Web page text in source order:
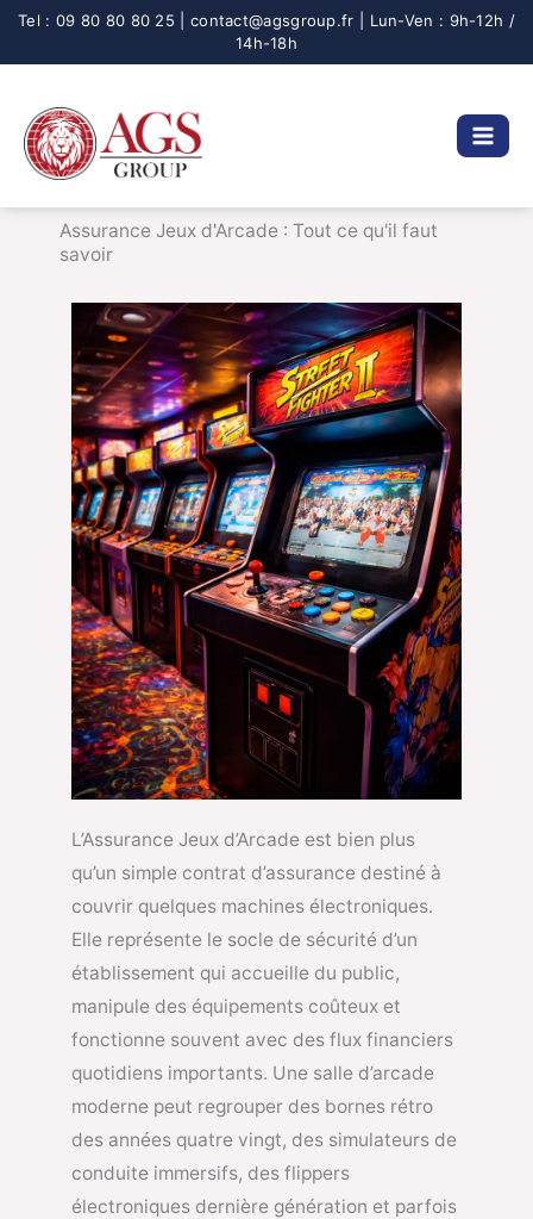
Aller
Assurance Jeux d'Arcade : Tout ce qu'il faut
savoir
L’Assurance Jeux d’Arcade est bien plus
qu’un simple contrat d’assurance destiné à
couvrir quelques machines électroniques.
Elle représente le socle de sécurité d’un
établissement qui accueille du public,
manipule des équipements coûteux et
fonctionne souvent avec des flux financiers
quotidiens importants. Une salle d’arcade
moderne peut regrouper des bornes rétro
des années quatre vingt, des simulateurs de
conduite immersifs, des flippers
électroniques dernière génération et parfois